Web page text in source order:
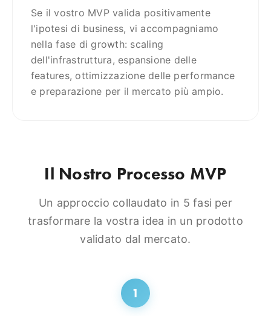
Se il vostro MVP valida positivamente
l'ipotesi di business, vi accompagniamo
nella fase di growth: scaling
dell'infrastruttura, espansione delle
features, ottimizzazione delle performance
e preparazione per il mercato più ampio.
Il Nostro Processo MVP
Un approccio collaudato in 5 fasi per
trasformare la vostra idea in un prodotto
validato dal mercato.
1